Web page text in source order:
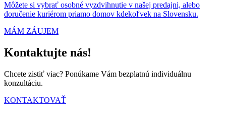
Môžete si vybrať osobné vyzdvihnutie v našej predajni, alebo
doručenie kuriérom priamo domov kdekoľvek na Slovensku.
MÁM ZÁUJEM
Kontaktujte nás!
Chcete zistiť viac? Ponúkame Vám bezplatnú individuálnu
konzultáciu.
KONTAKTOVAŤ